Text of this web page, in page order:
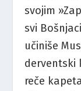
svojim
svi
učiniše
derventski
reče